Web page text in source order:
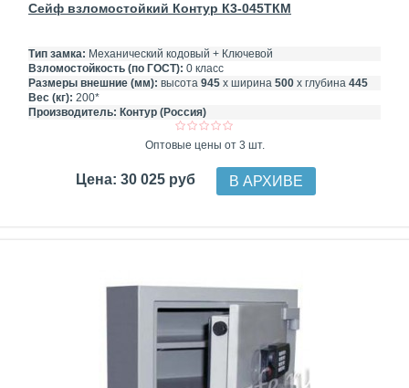
Сейф взломостойкий Контур К3-045ТКМ
Тип замка: Механический кодовый + Ключевой
Взломостойкость (по ГОСТ): 0 класс
Размеры внешние (мм): высота 945 х ширина 500 х глубина 445
Вес (кг): 200*
Производитель: Контур (Россия)
Оптовые цены от 3 шт.
Цена: 30 025 руб В АРХИВЕ